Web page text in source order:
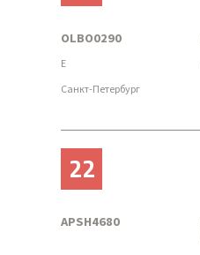
OLBO0290
E
Санкт-Петербург
22
APSH4680